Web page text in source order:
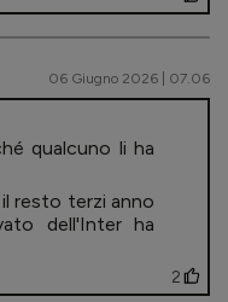
06 Giugno 2026 | 07.06
qualcuno li ha
resto terzi anno
dell'Inter ha
2